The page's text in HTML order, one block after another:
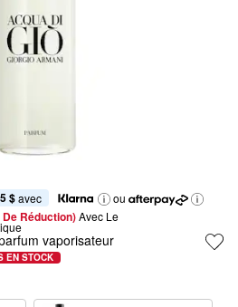
$ avec
ou
Réduction) Avec Le
vaporisateur
EN STOCK